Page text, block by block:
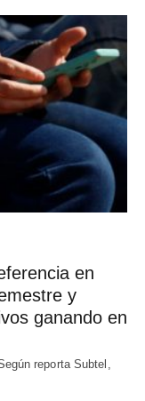
en
y
ganando en
reporta Subtel,